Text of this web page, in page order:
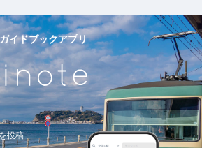
イドブックアプリ
投稿